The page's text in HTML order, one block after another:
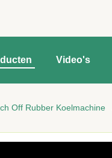
Video's
Off Rubber Koelmachine